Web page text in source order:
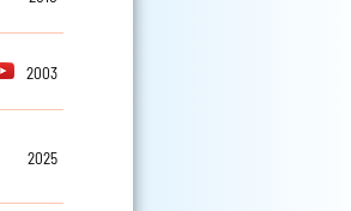
2003
2025